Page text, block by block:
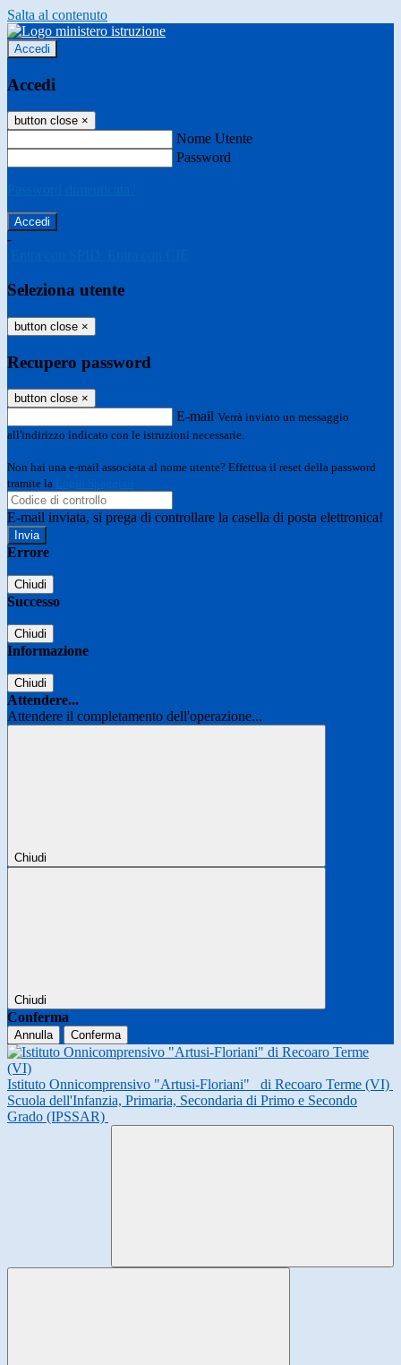
Salta al contenuto
Accedi
Accedi
button close ×
Nome Utente
Password
-
Seleziona utente
button close ×
Recupero password
button close ×
E-mail Verrà inviato un messaggio
all'indirizzo indicato con le istruzioni necessarie.
Non hai una e-mail associata al nome utente? Effettua il reset della password
tramite la
E-mail inviata, si prega di controllare la casella di posta elettronica!
Errore
Chiudi
Successo
Chiudi
Informazione
Chiudi
Attendere...
Attendere il completamento dell'operazione...
Chiudi
Chiudi
Conferma
Annulla Conferma
Istituto Onnicomprensivo "Artusi-Floriani"
di Recoaro Terme (VI)
Scuola dell'Infanzia, Primaria, Secondaria di Primo e Secondo
Grado (IPSSAR)